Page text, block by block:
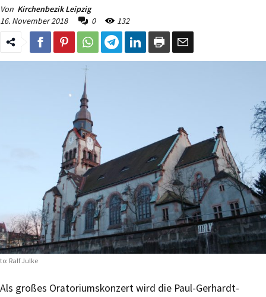
Von Kirchenbezik Leipzig
16. November 2018
0 132
Ralf Julke
Als großes Oratoriumskonzert wird die Paul-Gerhardt-